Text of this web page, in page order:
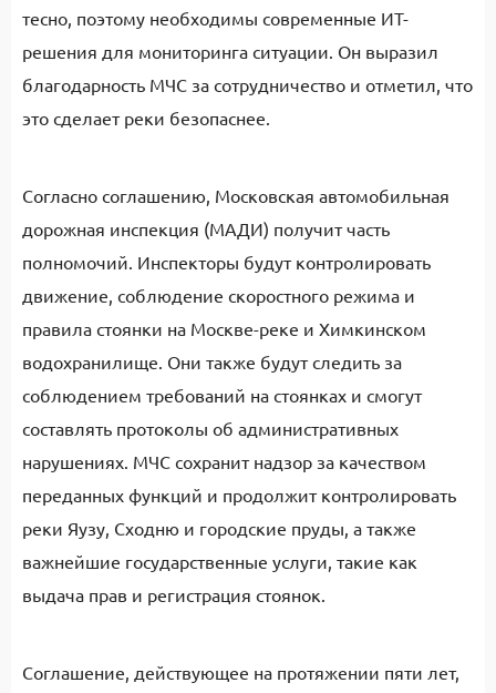
тесно, поэтому необходимы современные ИТ-
решения для мониторинга ситуации. Он выразил
благодарность МЧС за сотрудничество и отметил, что
это сделает реки безопаснее.
Согласно соглашению, Московская автомобильная
дорожная инспекция (МАДИ) получит часть
полномочий. Инспекторы будут контролировать
движение, соблюдение скоростного режима и
правила стоянки на Москве-реке и Химкинском
водохранилище. Они также будут следить за
соблюдением требований на стоянках и смогут
составлять протоколы об административных
нарушениях. МЧС сохранит надзор за качеством
переданных функций и продолжит контролировать
реки Яузу, Сходню и городские пруды, а также
важнейшие государственные услуги, такие как
выдача прав и регистрация стоянок.
Соглашение, действующее на протяжении пяти лет,